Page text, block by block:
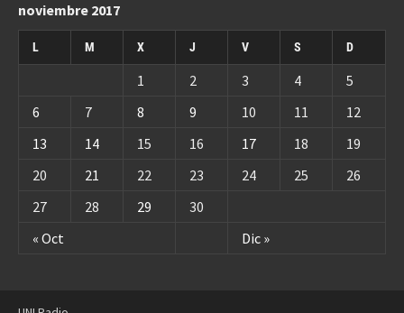
noviembre 2017
L M X J V S D
« Oct Dic »
1 2 3 4
5
6
7 8 9 10 11
12
13
14 15 16 17 18
19
20
21 22 23 24 25
26
27
28 29 30